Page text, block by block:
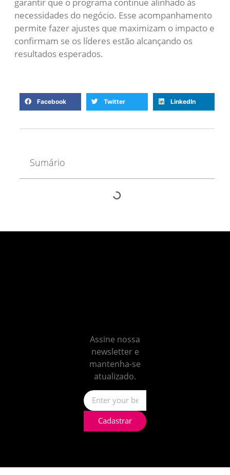
necessidades do negócio. Esse acompanhamento
permite fazer ajustes que maximizam o impacto e
confirmam se os líderes estão alcançando os
resultados esperados.
Facebook Twitter LinkedIn
Sumário
Assine nossa
newsletter e
mantenha-se
atualizado.
Cadastrar